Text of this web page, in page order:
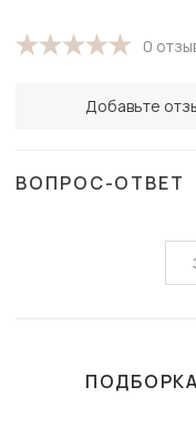
0
Добавьте
ВОПРОС-ОТВЕТ